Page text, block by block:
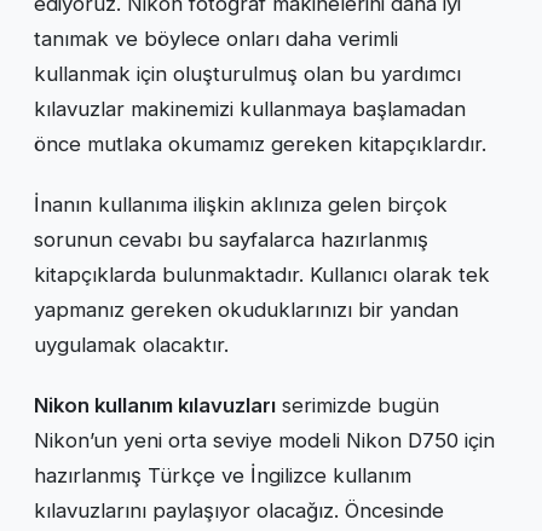
tanımak ve böylece onları daha verimli
kullanmak için oluşturulmuş olan bu yardımcı
kılavuzlar makinemizi kullanmaya başlamadan
önce mutlaka okumamız gereken kitapçıklardır.
İnanın kullanıma ilişkin aklınıza gelen birçok
sorunun cevabı bu sayfalarca hazırlanmış
kitapçıklarda bulunmaktadır. Kullanıcı olarak tek
yapmanız gereken okuduklarınızı bir yandan
uygulamak olacaktır.
Nikon kullanım kılavuzları serimizde bugün
Nikon’un yeni orta seviye modeli Nikon D750 için
hazırlanmış Türkçe ve İngilizce kullanım
kılavuzlarını paylaşıyor olacağız. Öncesinde